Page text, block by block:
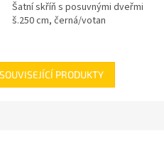
Šatní skříň s posuvnými dveřmi
š.250 cm, černá/votan
PRODUKTY